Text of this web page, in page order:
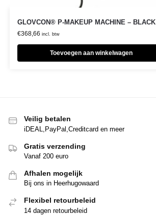
GLOVCON® P-MAKEUP MACHINE – BLACK
€368,66 incl. btw
Toevoegen aan winkelwagen
Veilig betalen
iDEAL,PayPal,Creditcard en meer
Gratis verzending
Vanaf 200 euro
Afhalen mogelijk
Bij ons in Heerhugowaard
Flexibel retourbeleid
14 dagen retourbeleid